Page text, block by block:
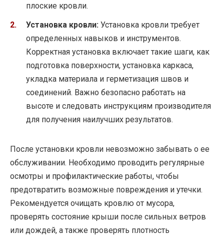
плоские кровли.
Установка кровли: Установка кровли требует
определенных навыков и инструментов.
Корректная установка включает такие шаги, как
подготовка поверхности, установка каркаса,
укладка материала и герметизация швов и
соединений. Важно безопасно работать на
высоте и следовать инструкциям производителя
для получения наилучших результатов.
После установки кровли невозможно забывать о ее
обслуживании. Необходимо проводить регулярные
осмотры и профилактические работы, чтобы
предотвратить возможные повреждения и утечки.
Рекомендуется очищать кровлю от мусора,
проверять состояние крыши после сильных ветров
или дождей, а также проверять плотность